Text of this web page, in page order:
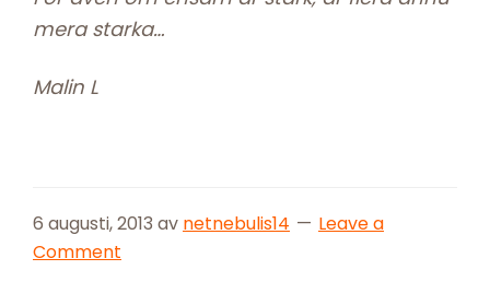
mera starka…
Malin L
6 augusti, 2013 av netnebulis14
Leave a
Comment